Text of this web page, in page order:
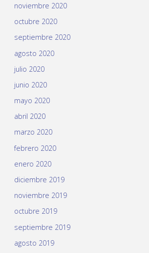
noviembre 2020
octubre 2020
septiembre 2020
agosto 2020
julio 2020
junio 2020
mayo 2020
abril 2020
marzo 2020
febrero 2020
enero 2020
diciembre 2019
noviembre 2019
octubre 2019
septiembre 2019
agosto 2019